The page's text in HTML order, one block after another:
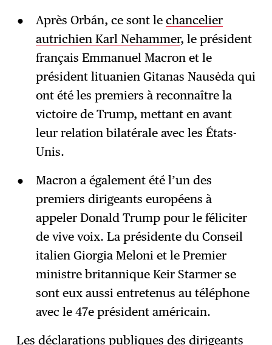
Après Orbán, ce sont le chancelier
autrichien Karl Nehammer, le président
français Emmanuel Macron et le
président lituanien Gitanas Nausėda qui
ont été les premiers à reconnaître la
victoire de Trump, mettant en avant
leur relation bilatérale avec les États-
Unis.
Macron a également été l’un des
premiers dirigeants européens à
appeler Donald Trump pour le féliciter
de vive voix. La présidente du Conseil
italien Giorgia Meloni et le Premier
ministre britannique Keir Starmer se
sont eux aussi entretenus au téléphone
avec le 47e président américain.
Les déclarations publiques des dirigeants